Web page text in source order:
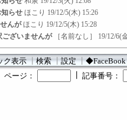
らせ ほこり 19/12/5(木) 15:26
んが ほこり 19/12/5(木) 15:28
ざいませんが
［名前なし］ 19/12/6(
ク表示┃検索┃設定┃◆FaceBook
ページ：
記事番号：